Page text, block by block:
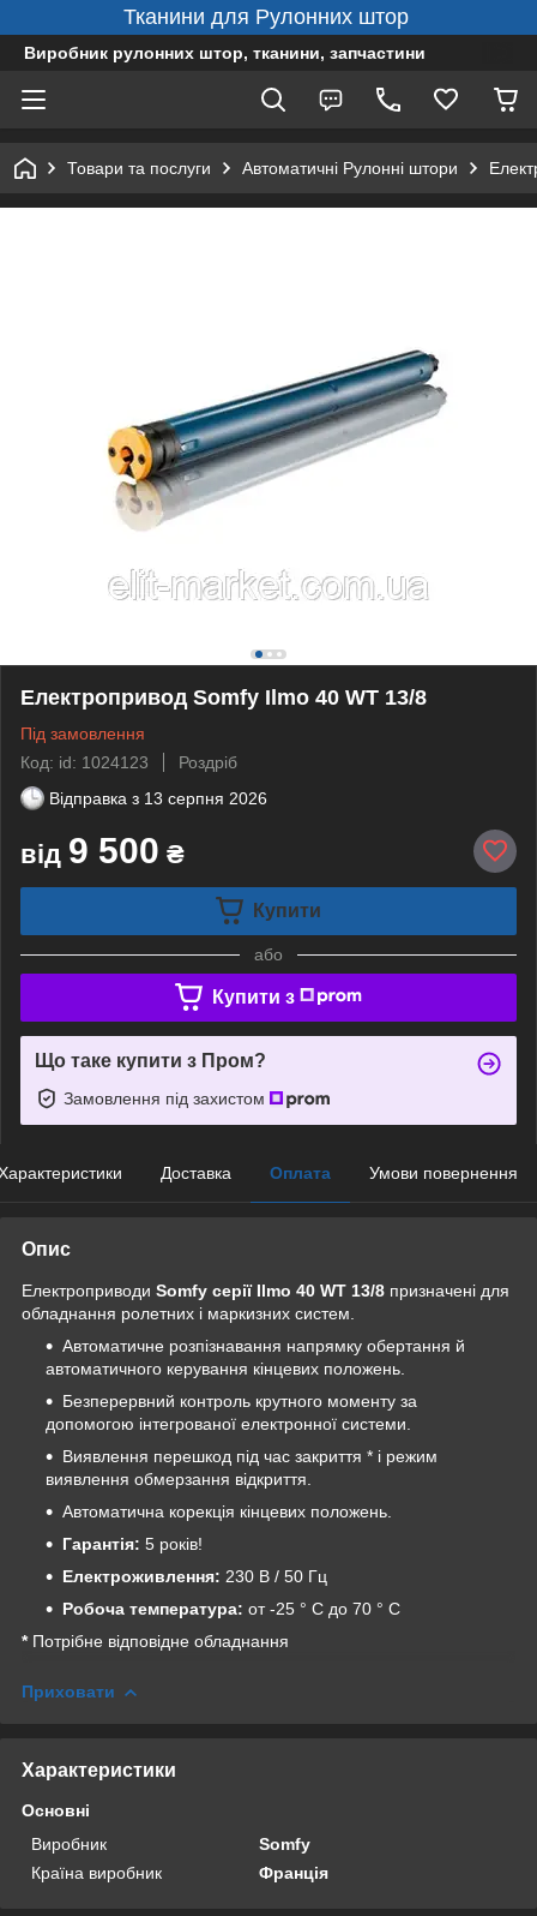
Тканини для Рулонних штор
Виробник рулонних штор, тканини, запчастини
Товари та послуги Автоматичні Рулонні штори
Електропривод Somfy Ilmo 40 WT 13/8
Під замовлення
Код: id: 1024123
Роздріб
Відправка з 13 серпня 2026
від 9 500 ₴
Купити
або
Купити з
Що таке купити з Пром?
Замовлення під захистом
Доставка Оплата Умови повернення
Опис
Електроприводи Somfy серії Ilmo 40 WT 13/8 призначені для
обладнання ролетних і маркизних систем.
Автоматичне розпізнавання напрямку обертання й
автоматичного керування кінцевих положень.
Безперервний контроль крутного моменту за
допомогою інтегрованої електронної системи.
Виявлення перешкод під час закриття * і режим
виявлення обмерзання відкриття.
Автоматична корекція кінцевих положень.
Гарантія: 5 років!
Електроживлення: 230 В / 50 Гц
Робоча температура: от -25 ° C до 70 ° C
* Потрібне відповідне обладнання
Приховати
Характеристики
Основні
Виробник
Somfy
Країна виробник
Франція